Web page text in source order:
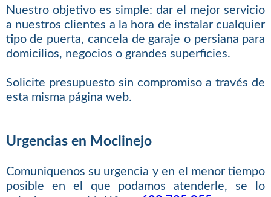
Nuestro objetivo es simple: dar el mejor servicio
a nuestros clientes a la hora de instalar cualquier
tipo de puerta, cancela de garaje o persiana para
domicilios, negocios o grandes superficies.
Solicite presupuesto sin compromiso a través de
esta misma página web.
Urgencias en Moclinejo
Comuniquenos su urgencia y en el menor tiempo
posible en el que podamos atenderle, se lo